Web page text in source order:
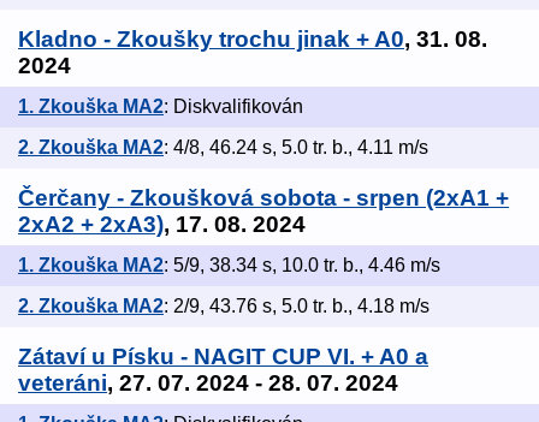
Kladno - Zkoušky trochu jinak + A0, 31. 08.
2024
1. Zkouška MA2: Diskvalifikován
2. Zkouška MA2: 4/8, 46.24 s, 5.0 tr. b., 4.11 m/s
Čerčany - Zkoušková sobota - srpen (2xA1 +
2xA2 + 2xA3), 17. 08. 2024
1. Zkouška MA2: 5/9, 38.34 s, 10.0 tr. b., 4.46 m/s
2. Zkouška MA2: 2/9, 43.76 s, 5.0 tr. b., 4.18 m/s
Zátaví u Písku - NAGIT CUP VI. + A0 a
veteráni, 27. 07. 2024 - 28. 07. 2024